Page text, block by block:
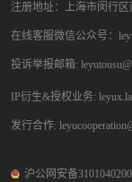
注册地址：上海市闵行区
在线客服微信公众号：
投诉举报邮箱:
IP衍生&授权业务:
发行合作:
沪公网安备